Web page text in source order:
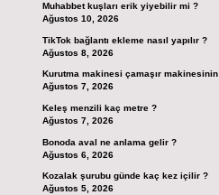
Muhabbet kuşları erik yiyebilir mi ?
Ağustos 10, 2026
TikTok bağlantı ekleme nasıl yapılır ?
Ağustos 8, 2026
Kurutma makinesi çamaşır
Ağustos 7, 2026
Keleş menzili kaç metre ?
Ağustos 7, 2026
Bonoda aval ne anlama gelir ?
Ağustos 6, 2026
Kozalak şurubu günde kaç kez içilir ?
Ağustos 5, 2026